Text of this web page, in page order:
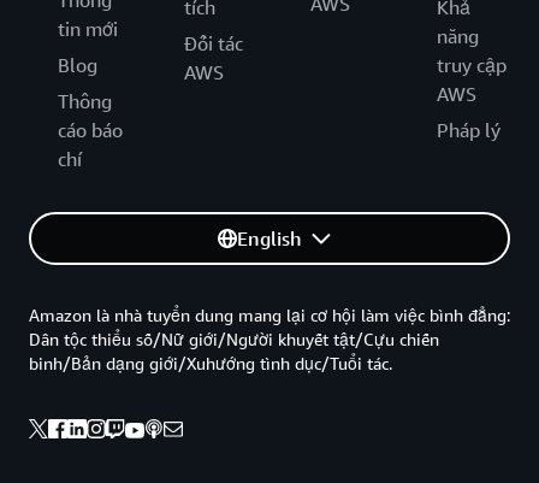
tin mới
Blog
Thông
cáo báo
chí
tích
Đối tác
AWS
Khả
năng
truy cập
AWS
Pháp lý
English
Amazon là nhà tuyển dung mang lại cơ hội làm việc bình đẳng:
Dân tộc thiểu số/Nữ giới/Người khuyết tật/Cựu chiến
binh/Bản dạng giới/Xuhướng tình dục/Tuổi tác.